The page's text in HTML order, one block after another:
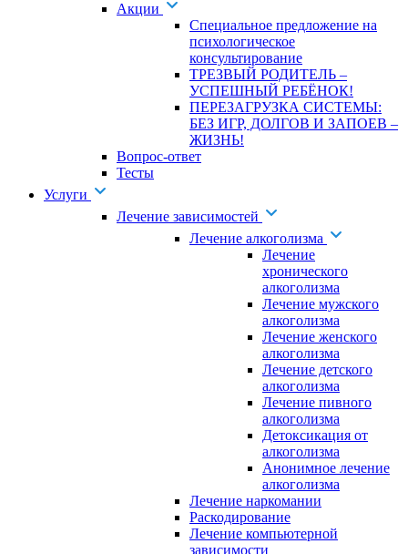
Акции
Специальное предложение на
психологическое
консультирование
ТРЕЗВЫЙ РОДИТЕЛЬ –
УСПЕШНЫЙ РЕБЁНОК!
ПЕРЕЗАГРУЗКА СИСТЕМЫ:
БЕЗ ИГР, ДОЛГОВ И ЗАПОЕВ –
ЖИЗНЬ!
Вопрос-ответ
Тесты
Услуги
Лечение зависимостей
Лечение алкоголизма
Лечение
хронического
алкоголизма
Лечение мужского
алкоголизма
Лечение женского
алкоголизма
Лечение детского
алкоголизма
Лечение пивного
алкоголизма
Детоксикация от
алкоголизма
Анонимное лечение
алкоголизма
Лечение наркомании
Раскодирование
Лечение компьютерной
зависимости